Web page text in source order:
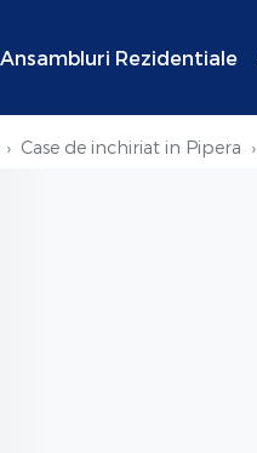
Ansambluri Rezidentiale
Case de inchiriat in Pipera